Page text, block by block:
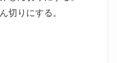
切りにする。